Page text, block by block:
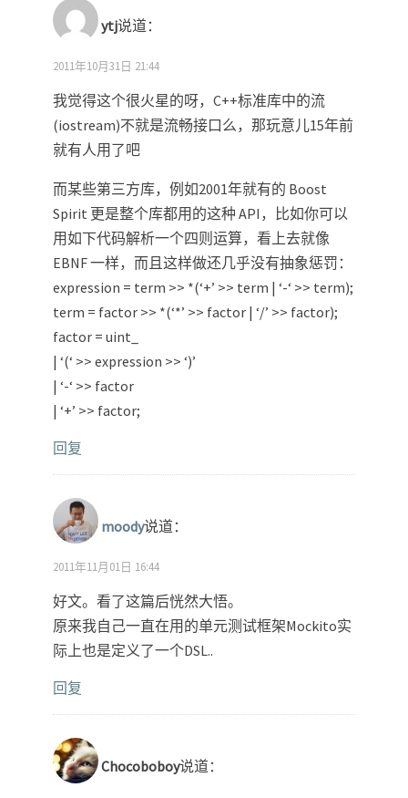
ytj说道：
2011年10月31日 21:44
我觉得这个很火星的呀，C++标准库中的流
(iostream)不就是流畅接口么，那玩意儿15年前
就有人用了吧
而某些第三方库，例如2001年就有的 Boost
Spirit 更是整个库都用的这种 API，比如你可以
用如下代码解析一个四则运算，看上去就像
EBNF 一样，而且这样做还几乎没有抽象惩罚：
expression = term >> *(‘+’ >> term | ‘-‘ >> term);
term = factor >> *(‘*’ >> factor | ‘/’ >> factor);
factor = uint_
| ‘(‘ >> expression >> ‘)’
| ‘-‘ >> factor
| ‘+’ >> factor;
回复
moody说道：
2011年11月01日 16:44
好文。看了这篇后恍然大悟。
原来我自己一直在用的单元测试框架Mockito实
际上也是定义了一个DSL..
回复
Chocoboboy说道：